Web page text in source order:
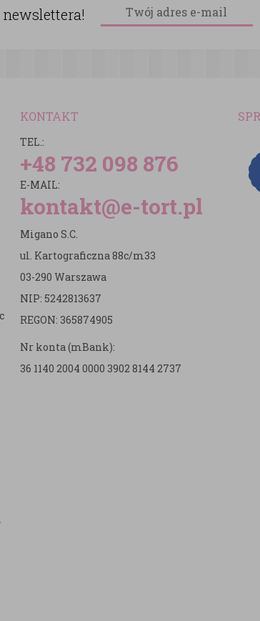
KONTAKT
TEL.:
+48 732 098 876
E-MAIL:
kontakt@e-tort.pl
Migano S.C.
ul. Kartograficzna 88c/m33
03-290 Warszawa
NIP: 5242813637
REGON: 365874905
Nr konta (mBank):
36 1140 2004 0000 3902 8144 2737